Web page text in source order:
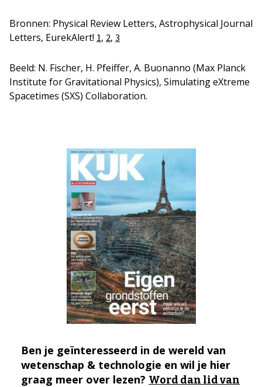
Bronnen: Physical Review Letters, Astrophysical Journal
Letters, EurekAlert! 1, 2, 3
Beeld: N. Fischer, H. Pfeiffer, A. Buonanno (Max Planck
Institute for Gravitational Physics), Simulating eXtreme
Spacetimes (SXS) Collaboration.
Ben je geïnteresseerd in de wereld van
wetenschap & technologie en wil je hier
graag meer over lezen? Word dan lid van